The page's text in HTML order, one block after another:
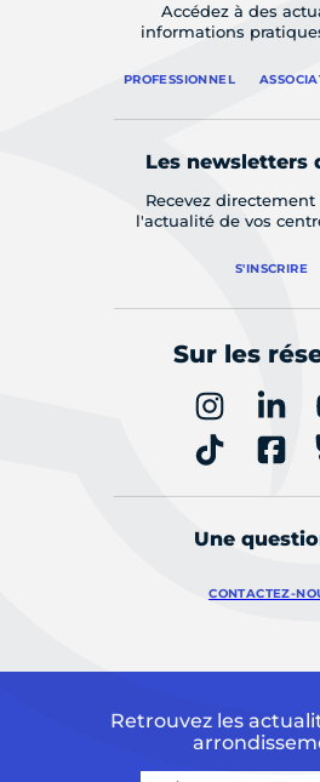
Accédez à des
informations
PROFESSIONNEL
Les newsletters
Recevez
l'actualité de vos
S'INSCRIRE
Sur les
Une
CONTACTEZ-
Retrouvez les